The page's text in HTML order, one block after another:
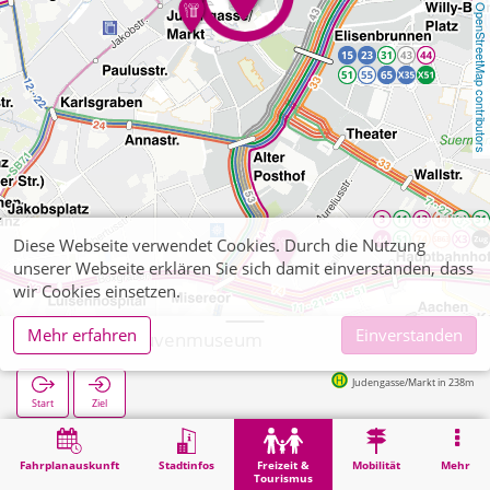
OpenStreetMap contributors
Fahrplanauskunft Stadtinfos
Freizeit &
Tourismus
Mobilität Mehr
Aachen, Couvenmuseum
Start Ziel
Judengasse/Markt in 238m
Freizeit & Tourismus Kultur Aachen, Couvenmuseum
Diese Webseite verwendet Cookies. Durch die Nutzung
unserer Webseite erklären Sie sich damit einverstanden, dass
wir Cookies einsetzen.
Mehr erfahren
Einverstanden